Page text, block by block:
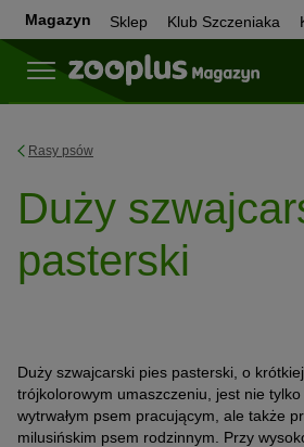
Magazyn Sklep Klub Szczeniaka
Rasy psów
Duży
pasterski
Duży szwajcarski pies pasterski, o
trójkolorowym umaszczeniu, jest nie
wytrwałym psem pracującym, ale także
milusińskim psem rodzinnym. Przy